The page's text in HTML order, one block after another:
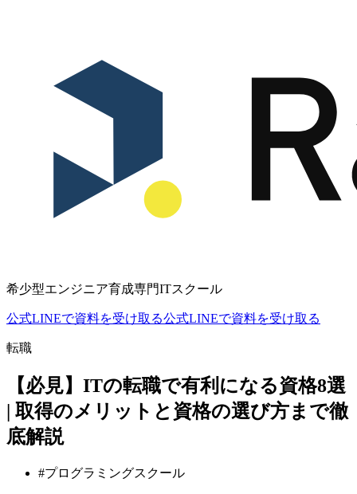
希少型エンジニア育成専門ITスクール
公式LINEで資料を受け取る公式LINEで資料を受け取る
転職
【必見】ITの転職で有利になる資格8選
| 取得のメリットと資格の選び方まで徹
底解説
#プログラミングスクール